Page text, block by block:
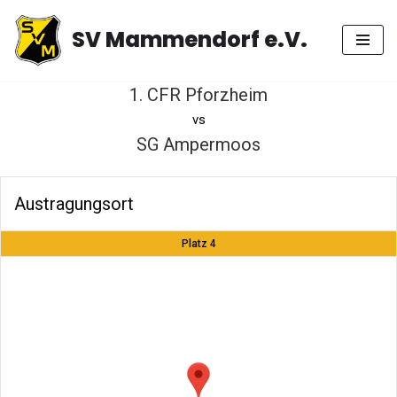
Zum
Inhalt
SV Mammendorf e.V.
1. CFR Pforzheim
vs
SG Ampermoos
Austragungsort
Platz 4